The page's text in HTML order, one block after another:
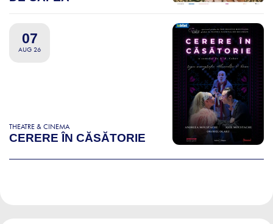
07
AUG 26
THEATRE & CINEMA
CERERE ÎN CĂSĂTORIE